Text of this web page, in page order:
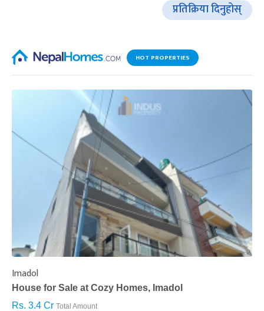
प्रतिक्रिया दिनुहोस्
HOT PROPERTIES
Imadol
House for Sale at Cozy Homes, Imadol
Rs. 3.4 Cr Total Amount